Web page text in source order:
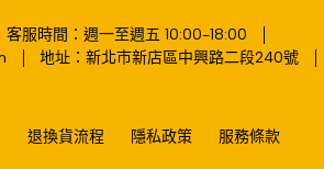
客服時間：週一至週五 10:00-18:00
地址：新北市新店區中興路二段240號
退換貨流程 隱私政策 服務條款